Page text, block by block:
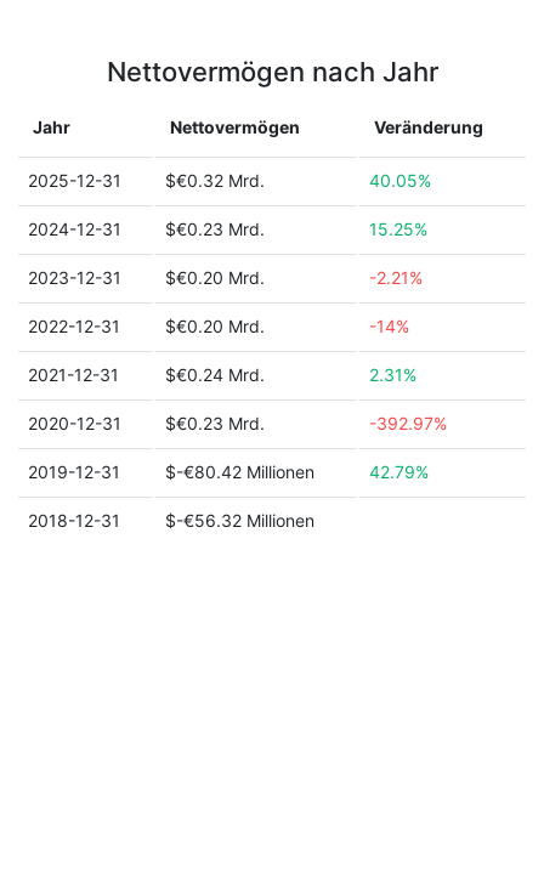
Nettovermögen nach Jahr
Jahr Nettovermögen Veränderung
2025-12-31 $€0.32 Mrd. 40.05%
2024-12-31 $€0.23 Mrd. 15.25%
2023-12-31 $€0.20 Mrd. -2.21%
2022-12-31 $€0.20 Mrd. -14%
2021-12-31 $€0.24 Mrd. 2.31%
2020-12-31 $€0.23 Mrd. -392.97%
2019-12-31 $-€80.42 Millionen 42.79%
2018-12-31 $-€56.32 Millionen